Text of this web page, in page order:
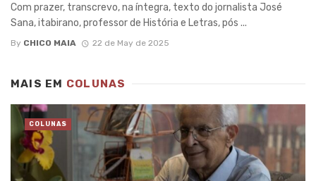
Com prazer, transcrevo, na íntegra, texto do jornalista José
Sana, itabirano, professor de História e Letras, pós ...
By CHICO MAIA 22 de May de 2025
MAIS EM COLUNAS
COLUNAS